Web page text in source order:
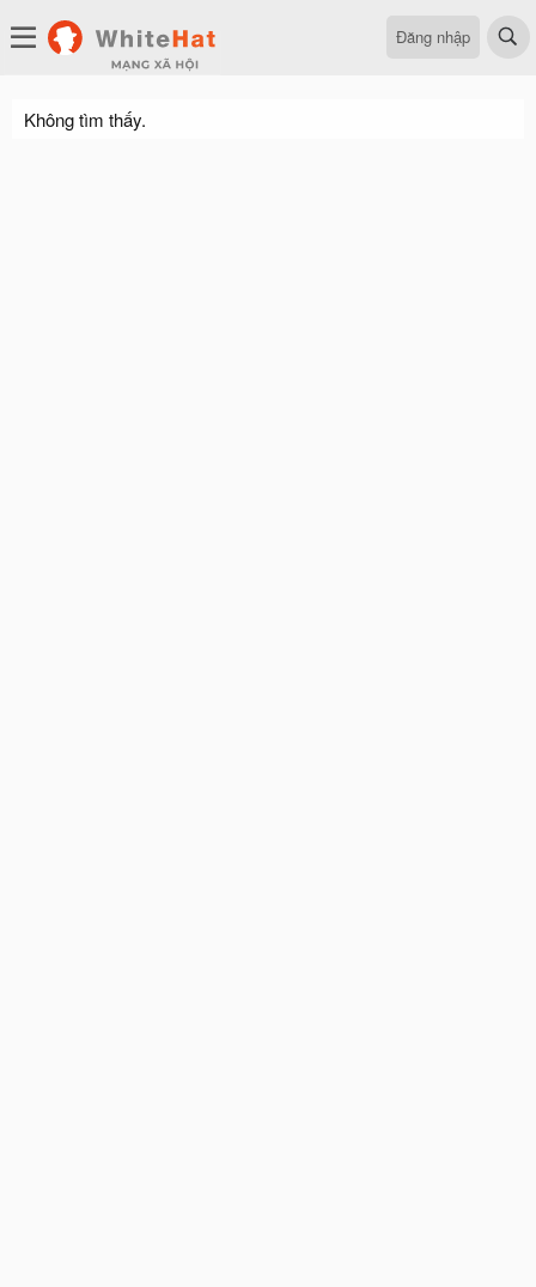
Đăng nhập
Không tìm thấy.